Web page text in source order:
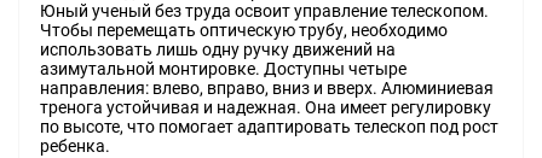
Юный ученый без труда освоит управление телескопом.
Чтобы перемещать оптическую трубу, необходимо
использовать лишь одну ручку движений на
азимутальной монтировке. Доступны четыре
направления: влево, вправо, вниз и вверх. Алюминиевая
тренога устойчивая и надежная. Она имеет регулировку
по высоте, что помогает адаптировать телескоп под рост
ребенка.